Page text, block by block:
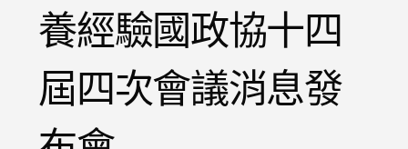
養經驗國政協十四
屆四次會議消息發